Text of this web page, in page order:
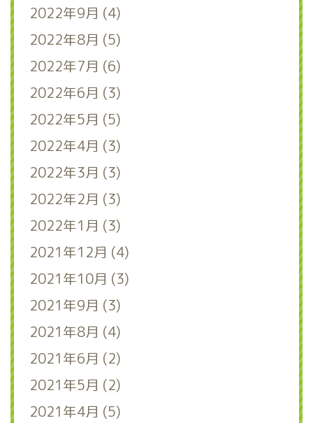
2022年9月 (4)
2022年8月 (5)
2022年7月 (6)
2022年6月 (3)
2022年5月 (5)
2022年4月 (3)
2022年3月 (3)
2022年2月 (3)
2022年1月 (3)
2021年12月 (4)
2021年10月 (3)
2021年9月 (3)
2021年8月 (4)
2021年6月 (2)
2021年5月 (2)
2021年4月 (5)